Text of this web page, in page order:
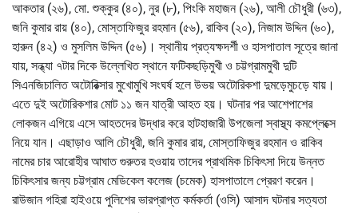
আকতার (২৬), মো. শুক্কুর (৪০), নুর (৮), পিংকি মহাজন (২৬), আলী চৌধুরী (৬৩),
জনি কুমার রায় (৪০), মোস্তাফিজুর রহমান (৫৬), রাকিব (২০), নিজাম উদ্দিন (৬০),
হারুন (৪২) ও মুসলিম উদ্দিন (৫৬)। স্থানীয় প্রত্যক্ষদর্শী ও হাসপাতাল সূত্রে জানা
যায়, সন্ধ্যা ৭টার দিকে উল্লেখিত স্থানে ফটিকছড়িমুখী ও চট্টগ্রামমুখী দুটি
সিএনজিচালিত অটোরিক্সার মুখোমুখি সংঘর্ষ হলে উভয় অটোরিকশা দুমড়েমুচড়ে যায়।
এতে দুই অটোরিকশার মোট ১১ জন যাত্রী আহত হয়। ঘটনার পর আশেপাশের
লোকজন এগিয়ে এসে আহতদের উদ্ধার করে হাটহাজারী উপজেলা স্বাস্থ্য কমপ্লেক্সে
নিয়ে যান। এছাড়াও আলি চৌধুরী, জনি কুমার রায়, মোস্তাফিজুর রহমান ও রাকিব
নামের চার আরোহীর আঘাত গুরুতর হওয়ায় তাদের প্রাথমিক চিকিৎসা দিয়ে উন্নত
চিকিৎসার জন্য চট্টগ্রাম মেডিকেল কলেজ (চমেক) হাসপাতালে প্রেরণ করেন।
রাউজান গহিরা হাইওয়ে পুলিশের ভারপ্রাপ্ত কর্মকর্তা (ওসি) আসাদ ঘটনার সত্যতা